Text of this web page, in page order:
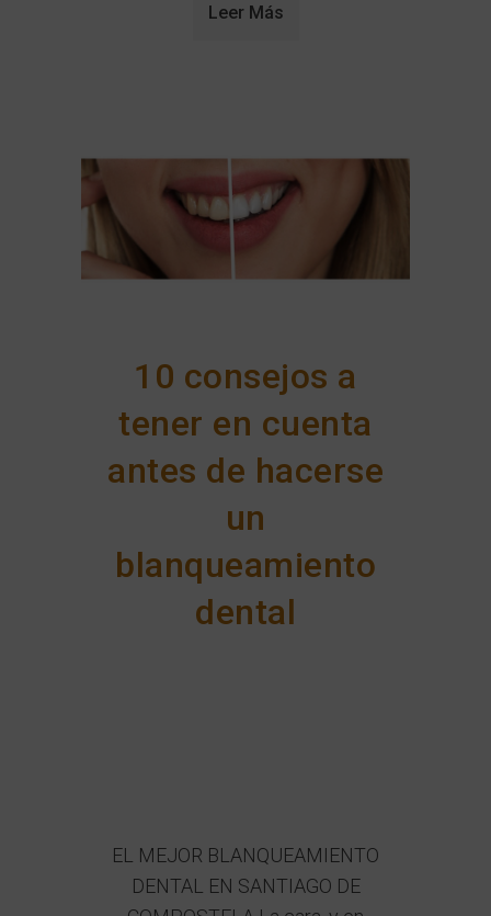
Leer Más
10 consejos a
tener en cuenta
antes de hacerse
un
blanqueamiento
dental
EL MEJOR BLANQUEAMIENTO
DENTAL EN SANTIAGO DE